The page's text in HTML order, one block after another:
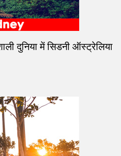
दुनिया में सिडनी ऑस्ट्रेलिया